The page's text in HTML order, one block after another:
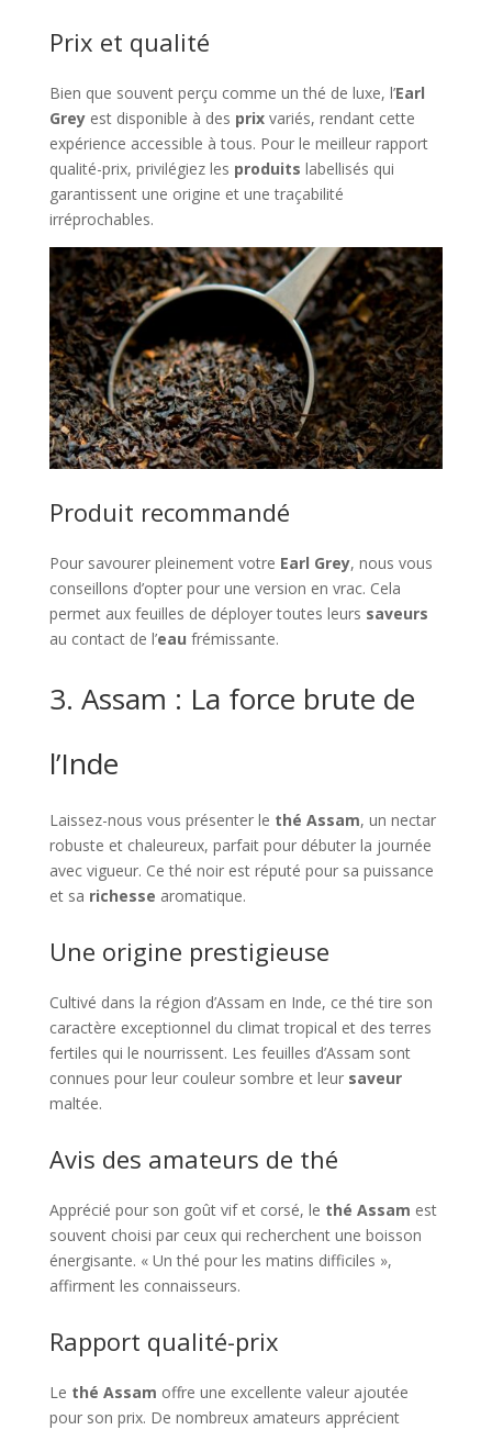
Prix et qualité
Bien que souvent perçu comme un thé de luxe, l’Earl
Greyest disponible à des prixvariés, rendant cette
expérience accessible à tous. Pour le meilleur rapport
qualité-prix, privilégiez les produits labellisés qui
garantissent une origine et une traçabilité
irréprochables.
Produit recommandé
Pour savourer pleinement votre Earl Grey, nous vous
conseillons d’opter pour une version en vrac. Cela
permet aux feuilles de déployer toutes leurs saveurs
au contact de l’eau frémissante.
3. Assam : La force brute de
l’Inde
Laissez-nous vous présenter le thé Assam, un nectar
robuste et chaleureux, parfait pour débuter la journée
avec vigueur. Ce thé noir est réputé pour sa puissance
et sa richesse aromatique.
Une origine prestigieuse
Cultivé dans la région d’Assam en Inde, ce thé tire son
caractère exceptionnel du climat tropical et des terres
fertiles qui le nourrissent. Les feuilles d’Assam sont
connues pour leur couleur sombre et leur saveur
maltée.
Avis des amateurs de thé
Apprécié pour son goût vif et corsé, le thé Assam est
souvent choisi par ceux qui recherchent une boisson
énergisante. « Un thé pour les matins difficiles »,
affirment les connaisseurs.
Rapport qualité-prix
Le thé Assam offre une excellente valeur ajoutée
pour son prix. De nombreux amateurs apprécient